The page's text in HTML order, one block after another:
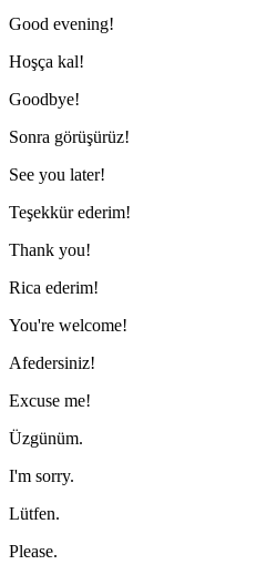
Good evening!
Hoşça kal!
Goodbye!
Sonra görüşürüz!
See you later!
Teşekkür ederim!
Thank you!
Rica ederim!
You're welcome!
Afedersiniz!
Excuse me!
Üzgünüm.
I'm sorry.
Lütfen.
Please.